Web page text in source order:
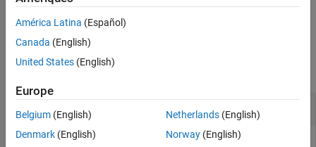
See Also
Examples
América Latina (Español)
Canada (English)
United States (English)
Europe
Belgium (English)
Denmark (English)
Netherlands(English)
Norway(English)